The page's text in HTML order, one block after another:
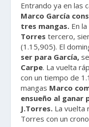
Entrando ya en las
Marco García
tres mangas. En
Torres tercero,
(1.15,905). El
ser para García,
Carpe. La vuelta
con un tiempo de
mangas Marco
ensueño al
J.Torres. La vuelta
Torres con un